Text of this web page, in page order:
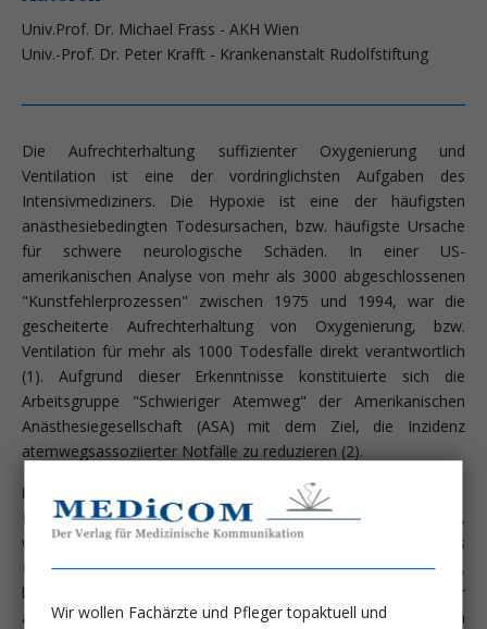
Univ.Prof. Dr. Michael Frass - AKH Wien
Univ.-Prof. Dr. Peter Krafft - Krankenanstalt Rudolfstiftung
Die Aufrechterhaltung suffizienter Oxygenierung und
Ventilation ist eine der vordringlichsten Aufgaben des
Intensivmediziners. Die Hypoxie ist eine der häufigsten
anästhesiebedingten Todesursachen, bzw. häufigste Ursache
für schwere neurologische Schäden. In einer US-
amerikanischen Analyse von mehr als 3000 abgeschlossenen
"Kunstfehlerprozessen" zwischen 1975 und 1994, war die
gescheiterte Aufrechterhaltung von Oxygenierung, bzw.
Ventilation für mehr als 1000 Todesfälle direkt verantwortlich
(1). Aufgrund dieser Erkenntnisse konstituierte sich die
Arbeitsgruppe "Schwieriger Atemweg" der Amerikanischen
Anästhesiegesellschaft (ASA) mit dem Ziel, die Inzidenz
atemwegsassoziierter Notfälle zu reduzieren (2).
Definition und Inzidenz schwieriger Atemwege
Ein schwieriger Atemweg liegt laut ASA-Definition dann vor,
wenn zum korrekten trachealen Plazieren des
Endotrachealtubus (ETT) mehr als 3 Versuche erforderlich sind,
bzw. zur konventionellen laryngoskopischen Intubation mehr
als 10 Minuten benötigt werden. Schwierige Atemwege können
Wir wollen Fachärzte und Pfleger topaktuell und